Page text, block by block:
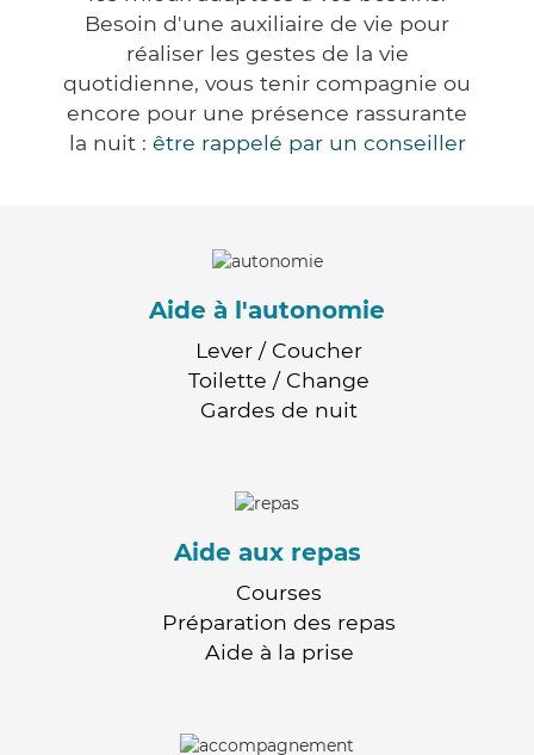
Besoin d'une auxiliaire de vie pour
réaliser les gestes de la vie
quotidienne, vous tenir compagnie ou
encore pour une présence rassurante
la nuit : être rappelé par un conseiller
Aide à l'autonomie
Lever / Coucher
Toilette / Change
Gardes de nuit
Aide aux repas
Courses
Préparation des repas
Aide à la prise